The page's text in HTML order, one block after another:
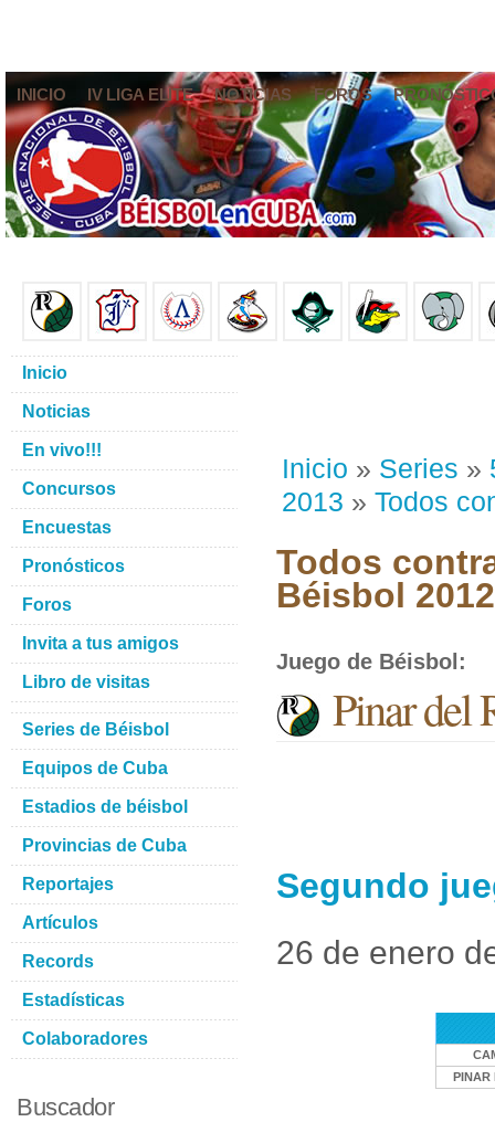
INICIO IV LIGA ELITE NOTICIAS FOROS
Inicio » Series »
2013 » Todos
Todos
Béisbol
Juego de Béisbol :
Pinar del
Segundo
26 de enero
PINAR
Inicio
Noticias
En vivo!!!
Concursos
Encuestas
Pronósticos
Foros
Invita a tus amigos
Libro de visitas
Series de Béisbol
Equipos de Cuba
Estadios de béisbol
Provincias de Cuba
Reportajes
Artículos
Records
Estadísticas
Colaboradores
Buscador